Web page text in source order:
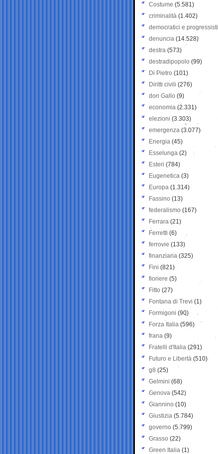
Costume (5.581)
criminalità (1.402)
democratici e progressisti
denuncia (14.528)
destra (573)
destradipopolo (99)
Di Pietro (101)
Diritti civili (276)
don Gallo (9)
economia (2.331)
elezioni (3.303)
emergenza (3.077)
Energia (45)
Esselunga (2)
Esteri (784)
Eugenetica (3)
Europa (1.314)
Fassino (13)
federalismo (167)
Ferrara (21)
Ferretti (6)
ferrovie (133)
finanziaria (325)
Fini (821)
fioriere (5)
Fitto (27)
Fontana di Trevi (1)
Formigoni (90)
Forza Italia (596)
frana (9)
Fratelli d'Italia (291)
Futuro e Libertà (510)
g8 (25)
Gelmini (68)
Genova (542)
Giannino (10)
Giustizia (5.784)
governo (5.799)
Grasso (22)
Green Italia (1)